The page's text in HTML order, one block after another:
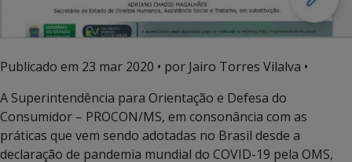
Publicado em 23 mar 2020 • por Jairo Torres Vilalva •
A Superintendência para Orientação e Defesa do
Consumidor – PROCON/MS, em consonância com as
práticas que vem sendo adotadas no Brasil desde a
declaração de pandemia mundial do COVID-19 pela OMS,